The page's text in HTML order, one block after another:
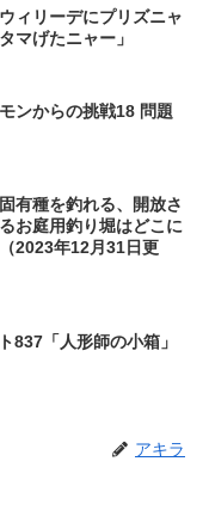
ィリーデにプリズニャ
マげたニャー」
ンからの挑戦18 問題
有種を釣れる、開放さ
お庭用釣り堀はどこに
2023年12月31日更
837「人形師の小箱」
アキラ